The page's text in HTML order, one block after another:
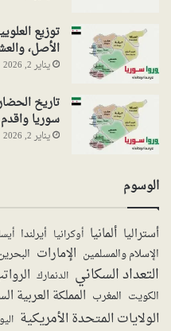
توزيع
الأصل،
يناير 2, 2026
تاريخ
سوريا
يناير 2, 2026
الوسوم
أستراليا ألمانيا أوكرانيا أيرلندا
الإسلام والمسلمين الإمارات
التعداد السكاني الدنمارك
الكويت المغرب المملكة العربية
الولايات المتحدة الأمريكية